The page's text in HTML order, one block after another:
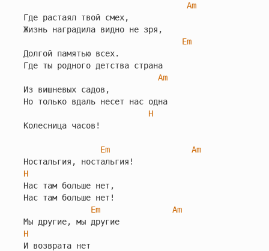
Am
Где растаял твой смех,
Жизнь наградила видно не зря,
Em
Долгой памятью всех.
Где ты родного детства страна
Am
Из вишневых садов,
Но только вдаль несет нас одна
H
Колесница часов!
Em
Am
H
Нас там больше нет,
Нас там больше нет!
Em
Am
H
И возврата нет